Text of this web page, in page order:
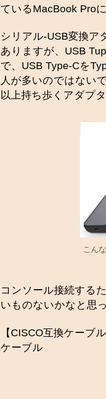
ているMacBook Pro
シリアル-USB変換ア
ありますが、USB
で、USB Type-Cを
人が多いのではない
以上持ち歩くアダプ
こん
コンソール接続する
いものないかなと思
【CISCO互換ケーブ
ケーブル